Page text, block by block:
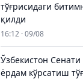
тўғрисидаги
қилди
16:12 · 09/08
Ўзбекистон
ёрдам кўрсатиш